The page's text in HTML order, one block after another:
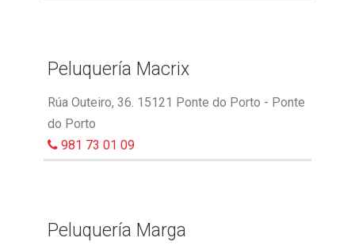
Peluquería Macrix
Rúa Outeiro, 36. 15121 Ponte do Porto - Ponte
do Porto
981 73 01 09
Peluquería Marga